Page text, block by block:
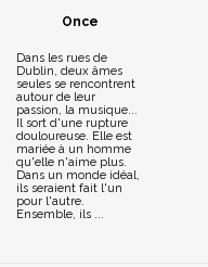
Once
Dans les rues de
Dublin, deux âmes
seules se rencontrent
autour de leur
passion, la musique...
Il sort d'une rupture
douloureuse. Elle est
mariée à un homme
qu'elle n'aime plus.
Dans un monde idéal,
ils seraient fait l'un
pour l'autre.
Ensemble, ils ...